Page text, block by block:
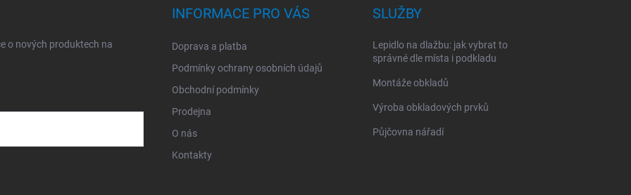
o nových produktech na
INFORMACE PRO VÁS
Doprava a platba
Podmínky ochrany osobních údajů
Obchodní podmínky
Prodejna
O nás
Kontakty
SLUŽBY
Lepidlo na dlažbu: jak vybrat to
správné dle místa i podkladu
Montáže obkladů
Výroba obkladových prvků
Půjčovna nářadí